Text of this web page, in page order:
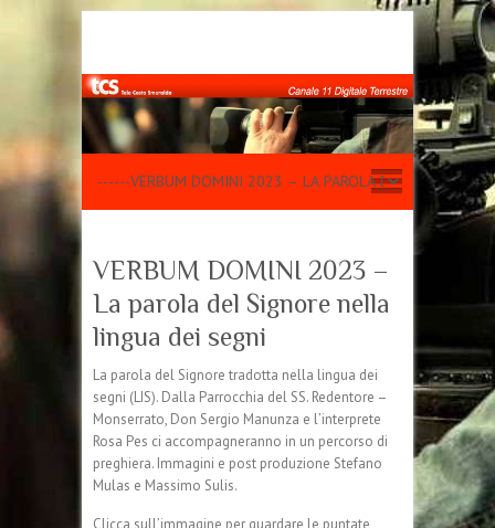
VERBUM DOMINI 2023 –
La parola del Signore nella
lingua dei segni
La parola del Signore tradotta nella lingua dei
segni (LIS). Dalla Parrocchia del SS. Redentore –
Monserrato, Don Sergio Manunza e l’interprete
Rosa Pes ci accompagneranno in un percorso di
preghiera. Immagini e post produzione Stefano
Mulas e Massimo Sulis.